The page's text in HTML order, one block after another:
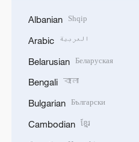
Albanian Shqip
Arabic العربية
Belarusian Беларуская
Bengali বাংলা
Bulgarian Български
Cambodian ខ្មែរ